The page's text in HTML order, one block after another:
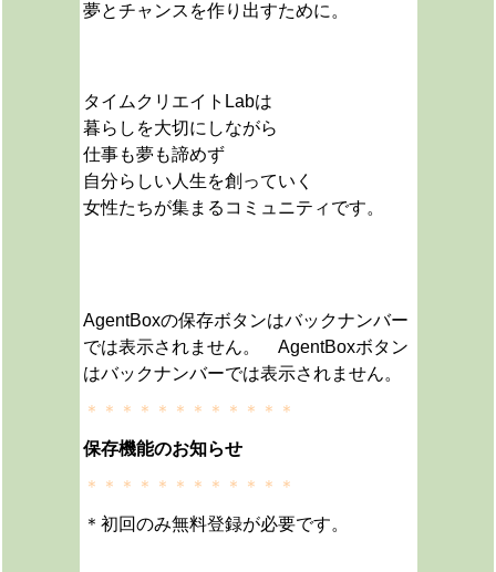
夢とチャンスを作り出すために。
タイムクリエイトLabは
暮らしを大切にしながら
仕事も夢も諦めず
自分らしい人生を創っていく
女性たちが集まるコミュニティです。
AgentBoxの保存ボタンはバックナンバー
では表示されません。 AgentBoxボタン
はバックナンバーでは表示されません。
＊＊＊＊＊＊＊＊＊＊＊＊
保存機能のお知らせ
＊＊＊＊＊＊＊＊＊＊＊＊
＊初回のみ無料登録が必要です。